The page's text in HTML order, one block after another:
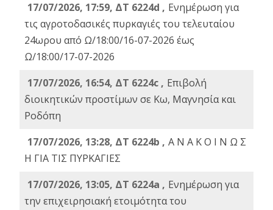
17/07/2026, 17:59, ΔΤ 6224d , Ενημέρωση για
τις αγροτοδασικές πυρκαγιές του τελευταίου
24ωρου από Ω/18:00/16-07-2026 έως
Ω/18:00/17-07-2026
17/07/2026, 16:54, ΔΤ 6224c , Επιβολή
διοικητικών προστίμων σε Κω, Μαγνησία και
Ροδόπη
17/07/2026, 13:28, ΔΤ 6224b , Α Ν Α Κ Ο Ι Ν Ω Σ
Η ΓΙΑ ΤΙΣ ΠΥΡΚΑΓΙΕΣ
17/07/2026, 13:05, ΔΤ 6224a , Ενημέρωση για
την επιχειρησιακή ετοιμότητα του